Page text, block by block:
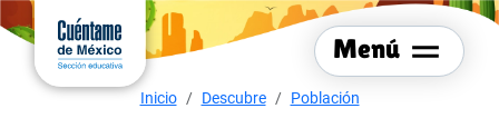
Ir al
contenido
principal
Menú
Menú del sitio
Menú de navegación
Inicio Descubre Población